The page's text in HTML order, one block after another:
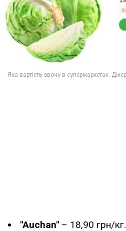
"Auchan" – 18,90 грн/кг.